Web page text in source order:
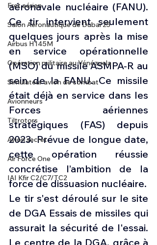
Fret aérien
Salon Aéronautique de Dubaï 25
Airbus H145M
Opération militaire au Vénézuela
Simulateur avion de combat
Avionneurs
Tiltrotors
Avion secret
Air Force One
IAI Kfir C2/C7/TC2
aéronavale nucléaire (FANU).
Ce tir intervient seulement
quelques jours après la mise
en service opérationnelle
(MSO) du missile ASMPA-R au
sein de la FANU. Ce missile
était déjà en service dans les
Forces aériennes
stratégiques (FAS) depuis
2023. Prévue de longue date,
cette opération réussie
concrétise l’ambition de la
force de dissuasion nucléaire.
Le tir s'est déroulé sur le site
de DGA Essais de missiles qui
assurait la sécurité de l'essai.
Le centre de la DGA, grâce à